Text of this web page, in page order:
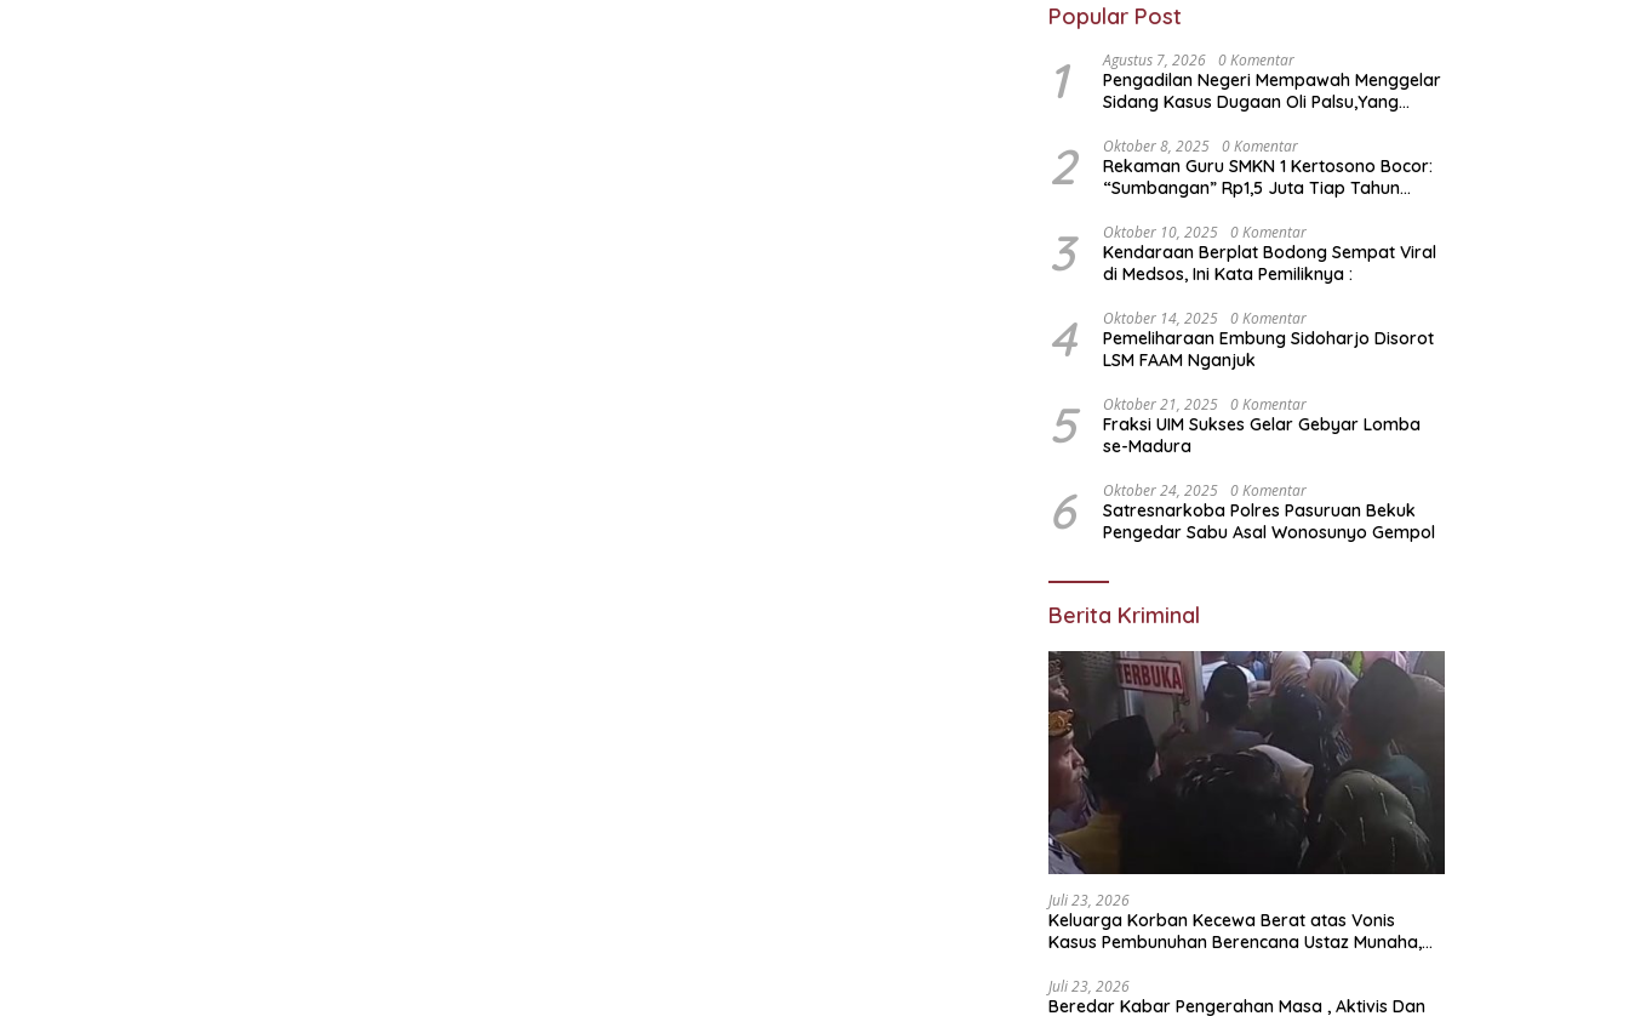
Popular Post
1 Agustus 7, 2026 0 Komentar
Pengadilan Negeri Mempawah Menggelar
Sidang Kasus Dugaan Oli Palsu,Yang
Penipuan Dari Jaringan Pemasok PT. DAB
2 Oktober 8, 2025 0 Komentar
Rekaman Guru SMKN 1 Kertosono Bocor:
“Sumbangan” Rp1,5 Juta Tiap Tahun
Pungli di Jatim Dipertanyakan
3 Oktober 10, 2025 0 Komentar
Kendaraan Berplat Bodong Sempat Viral
di Medsos, Ini Kata Pemiliknya :
4 Oktober 14, 2025 0 Komentar
Pemeliharaan Embung Sidoharjo Disorot
LSM FAAM Nganjuk
5 Oktober 21, 2025 0 Komentar
Fraksi UIM Sukses Gelar Gebyar Lomba
se-Madura
6 Oktober 24, 2025 0 Komentar
Satresnarkoba Polres Pasuruan Bekuk
Pengedar Sabu Asal Wonosunyo Gempol
Berita Kriminal
Juli 23, 2026
Keluarga Korban Kecewa Berat atas Vonis
Kasus Pembunuhan Berencana Ustaz Munaha,
Juli 23, 2026
Beredar Kabar Pengerahan Masa , Aktivis Dan